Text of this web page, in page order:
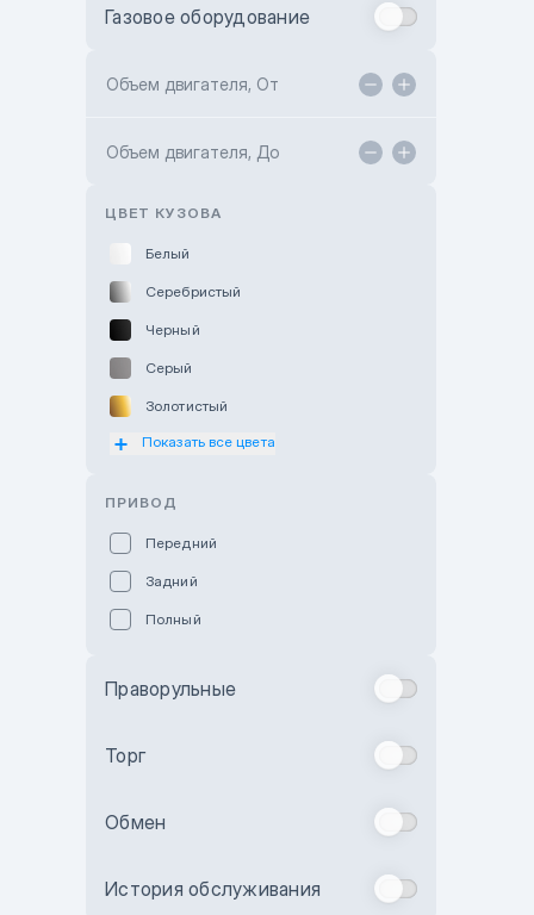
Toyota Kokshetau
Hyundai ShymCity
Газовое оборудование
Объем двигателя, От
Объем двигателя, До
ЦВЕТ КУЗОВА
Белый
Серебристый
Черный
Серый
Золотистый
Оранжевый
Бежевый
Комбинированный
Показать все цвета
ПРИВОД
Передний
Задний
Полный
Праворульные
Торг
Обмен
История обслуживания